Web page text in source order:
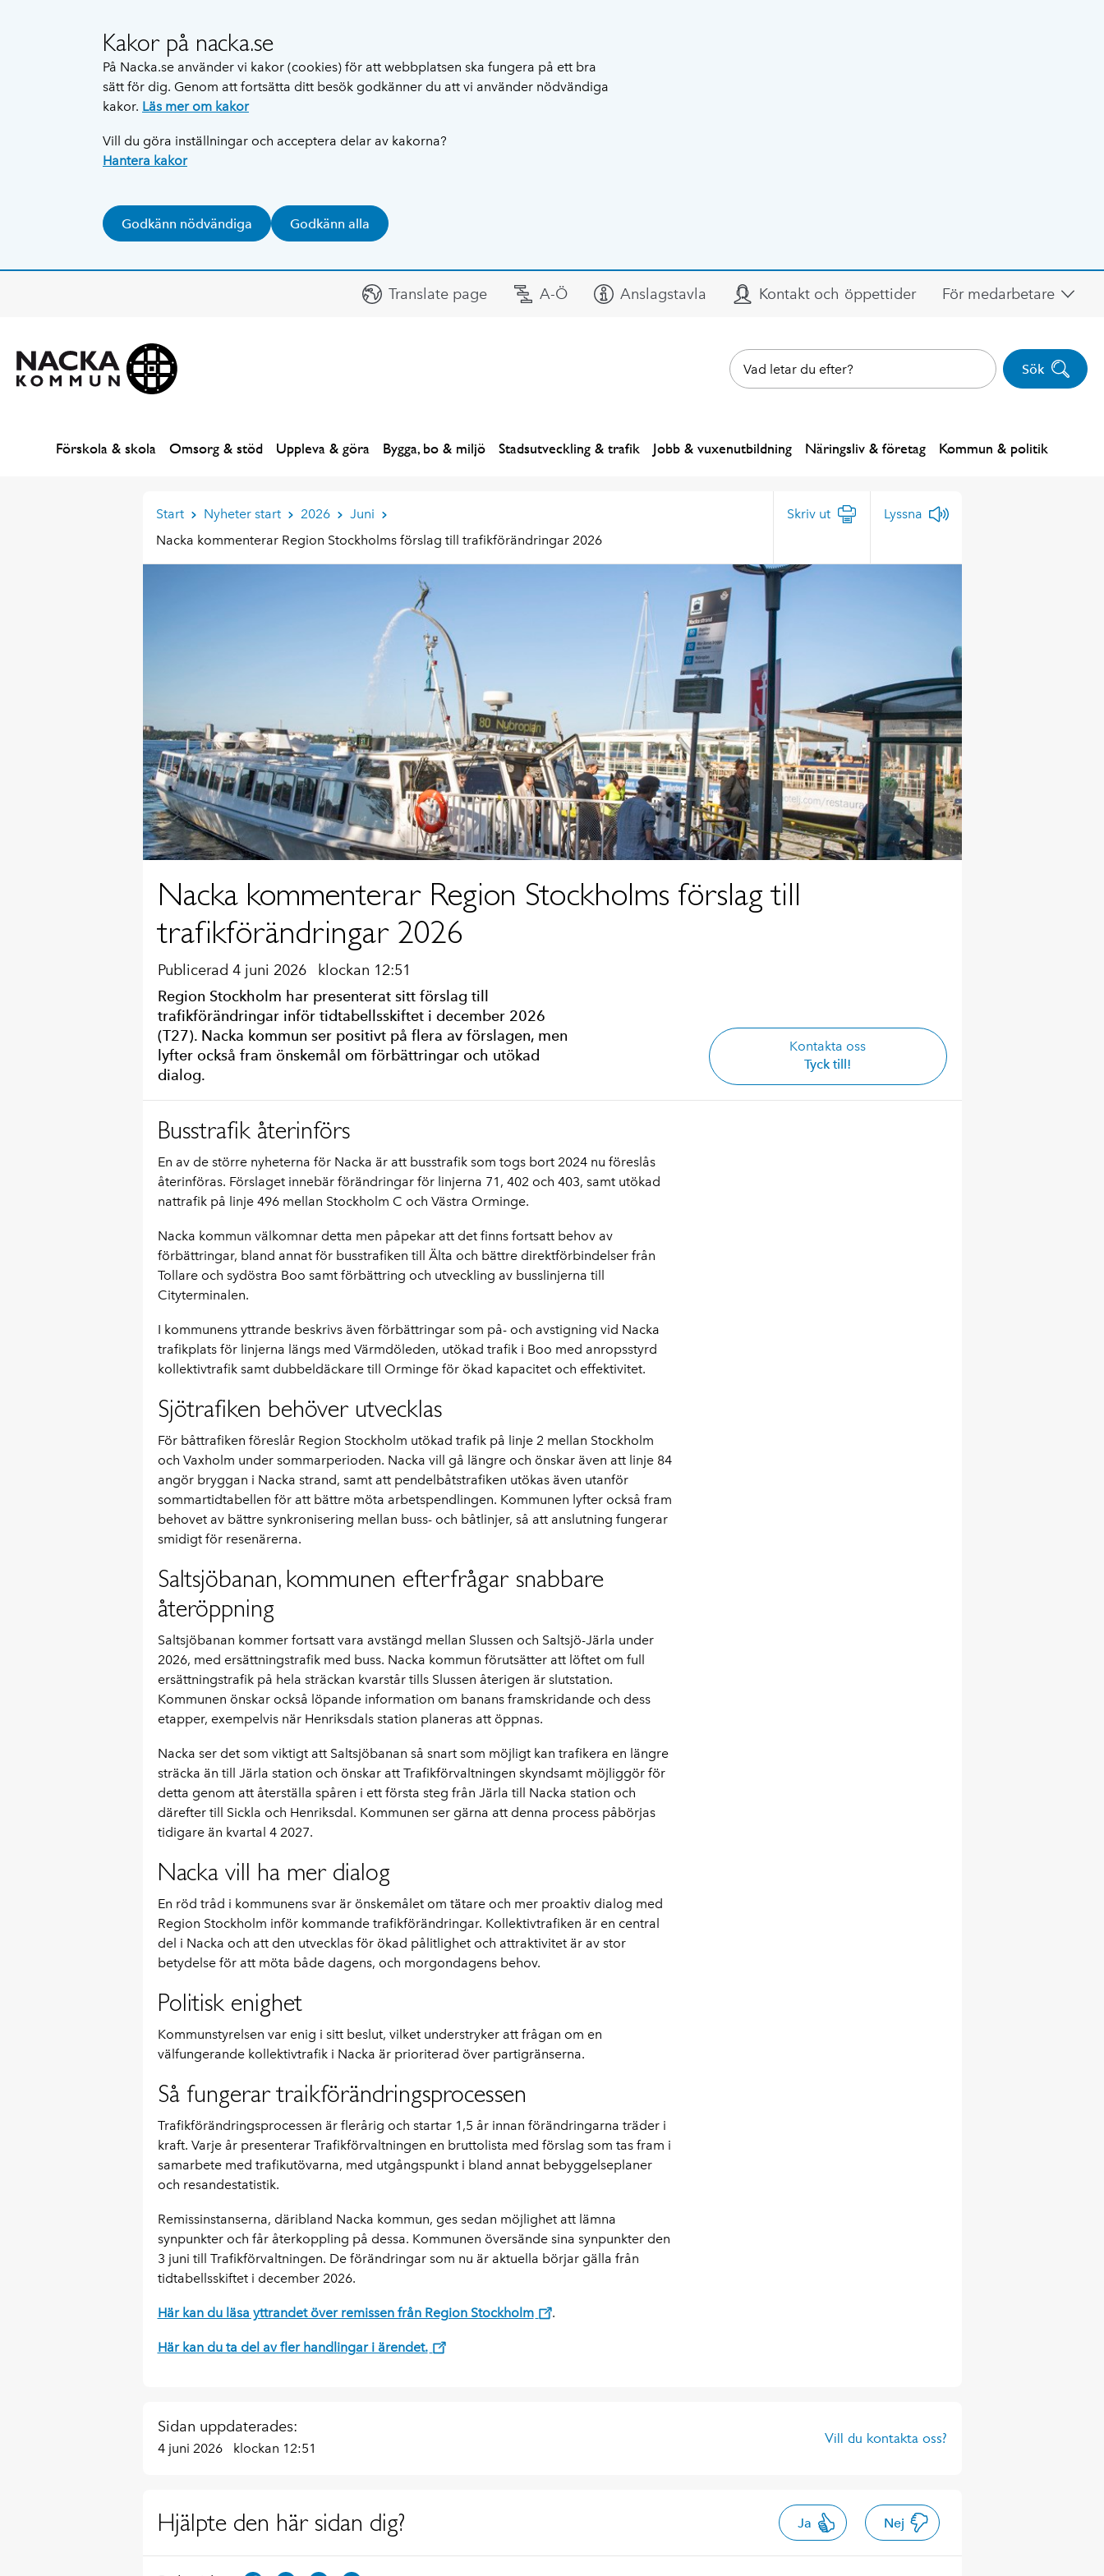
Kakor på nacka.se
På Nacka.se använder vi kakor (cookies) för att webbplatsen ska fungera på ett bra
sätt för dig. Genom att fortsätta ditt besök godkänner du att vi använder nödvändiga
kakor. Läs mer om kakor
Vill du göra inställningar och acceptera delar av kakorna?
Hantera kakor
Godkänn nödvändiga Godkänn alla
Translate page A-Ö Anslagstavla Kontakt och öppettider För medarbetare
Sök
Förskola & skola Omsorg & stöd Uppleva & göra Bygga, bo & miljö Stadsutveckling & trafik Jobb & vuxenutbildning Näringsliv & företag Kommun & politik
Start Nyheter start 2026
Juni
Nacka kommenterar Region Stockholms förslag till trafikförändringar 2026
Skriv ut Lyssna
Nacka kommenterar Region Stockholms förslag till
trafikförändringar 2026
Publicerad 4 juni 2026 klockan 12:51
Region Stockholm har presenterat sitt förslag till
trafikförändringar inför tidtabellsskiftet i december 2026
(T27). Nacka kommun ser positivt på flera av förslagen, men
lyfter också fram önskemål om förbättringar och utökad
dialog.
Kontakta oss
Tyck till!
Busstrafik återinförs
En av de större nyheterna för Nacka är att busstrafik som togs bort 2024 nu föreslås
återinföras. Förslaget innebär förändringar för linjerna 71, 402 och 403, samt utökad
nattrafik på linje 496 mellan Stockholm C och Västra Orminge.
Nacka kommun välkomnar detta men påpekar att det finns fortsatt behov av
förbättringar, bland annat för busstrafiken till Älta och bättre direktförbindelser från
Tollare och sydöstra Boo samt förbättring och utveckling av busslinjerna till
Cityterminalen.
I kommunens yttrande beskrivs även förbättringar som på- och avstigning vid Nacka
trafikplats för linjerna längs med Värmdöleden, utökad trafik i Boo med anropsstyrd
kollektivtrafik samt dubbeldäckare till Orminge för ökad kapacitet och effektivitet.
Sjötrafiken behöver utvecklas
För båttrafiken föreslår Region Stockholm utökad trafik på linje 2 mellan Stockholm
och Vaxholm under sommarperioden. Nacka vill gå längre och önskar även att linje 84
angör bryggan i Nacka strand, samt att pendelbåtstrafiken utökas även utanför
sommartidtabellen för att bättre möta arbetspendlingen. Kommunen lyfter också fram
behovet av bättre synkronisering mellan buss- och båtlinjer, så att anslutning fungerar
smidigt för resenärerna.
Saltsjöbanan, kommunen efterfrågar snabbare
återöppning
Saltsjöbanan kommer fortsatt vara avstängd mellan Slussen och Saltsjö-Järla under
2026, med ersättningstrafik med buss. Nacka kommun förutsätter att löftet om full
ersättningstrafik på hela sträckan kvarstår tills Slussen återigen är slutstation.
Kommunen önskar också löpande information om banans framskridande och dess
etapper, exempelvis när Henriksdals station planeras att öppnas.
Nacka ser det som viktigt att Saltsjöbanan så snart som möjligt kan trafikera en längre
sträcka än till Järla station och önskar att Trafikförvaltningen skyndsamt möjliggör för
detta genom att återställa spåren i ett första steg från Järla till Nacka station och
därefter till Sickla och Henriksdal. Kommunen ser gärna att denna process påbörjas
tidigare än kvartal 4 2027.
Nacka vill ha mer dialog
En röd tråd i kommunens svar är önskemålet om tätare och mer proaktiv dialog med
Region Stockholm inför kommande trafikförändringar. Kollektivtrafiken är en central
del i Nacka och att den utvecklas för ökad pålitlighet och attraktivitet är av stor
betydelse för att möta både dagens, och morgondagens behov.
Politisk enighet
Kommunstyrelsen var enig i sitt beslut, vilket understryker att frågan om en
välfungerande kollektivtrafik i Nacka är prioriterad över partigränserna.
Så fungerar traikförändringsprocessen
Trafikförändringsprocessen är flerårig och startar 1,5 år innan förändringarna träder i
kraft. Varje år presenterar Trafikförvaltningen en bruttolista med förslag som tas fram i
samarbete med trafikutövarna, med utgångspunkt i bland annat bebyggelseplaner
och resandestatistik.
Remissinstanserna, däribland Nacka kommun, ges sedan möjlighet att lämna
synpunkter och får återkoppling på dessa. Kommunen översände sina synpunkter den
3 juni till Trafikförvaltningen. De förändringar som nu är aktuella börjar gälla från
tidtabellsskiftet i december 2026.
Här kan du läsa yttrandet över remissen från Region Stockholm .
Här kan du ta del av fler handlingar i ärendet.
Sidan uppdaterades:
4 juni 2026 klockan 12:51
Vill du kontakta oss?
Hjälpte den här sidan dig? Ja Nej